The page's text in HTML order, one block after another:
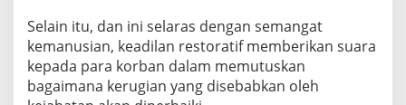
Selain itu, dan ini selaras dengan semangat
kemanusian, keadilan restoratif memberikan suara
kepada para korban dalam memutuskan
bagaimana kerugian yang disebabkan oleh